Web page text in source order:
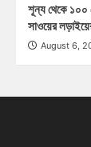
শূন্য থেকে ১০০
সাওয়ের
August 6,